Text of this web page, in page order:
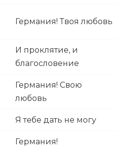
Германия! Твоя любовь
И проклятие, и
благословение
Германия! Свою
любовь
Я тебе дать не могу
Германия!